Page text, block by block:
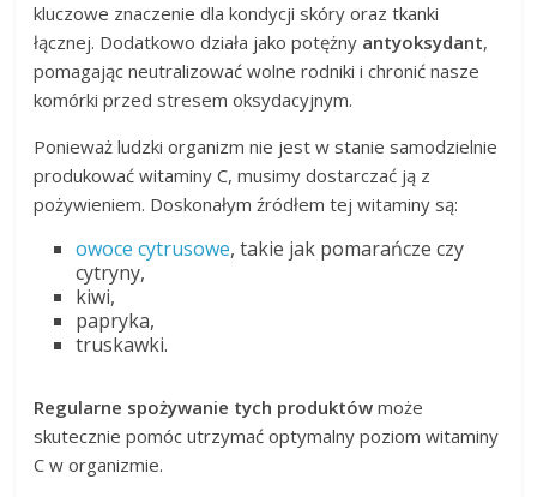
kluczowe znaczenie dla kondycji skóry oraz tkanki
łącznej. Dodatkowo działa jako potężny antyoksydant,
pomagając neutralizować wolne rodniki i chronić nasze
komórki przed stresem oksydacyjnym.
Ponieważ ludzki organizm nie jest w stanie samodzielnie
produkować witaminy C, musimy dostarczać ją z
pożywieniem. Doskonałym źródłem tej witaminy są:
owoce cytrusowe, takie jak pomarańcze czy
cytryny,
kiwi,
papryka,
truskawki.
Regularne spożywanie tych produktów może
skutecznie pomóc utrzymać optymalny poziom witaminy
C w organizmie.